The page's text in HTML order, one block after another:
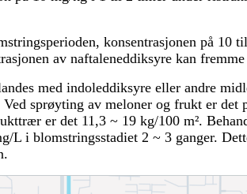
konsentrasjonen på
av naftaleneddiksyre kan
med indoleddiksyre eller andre
sprøyting av meloner og frukt er
er det 11,3 ~ 19 kg/100 m².
i blomstringsstadiet 2 ~ 3 ganger.